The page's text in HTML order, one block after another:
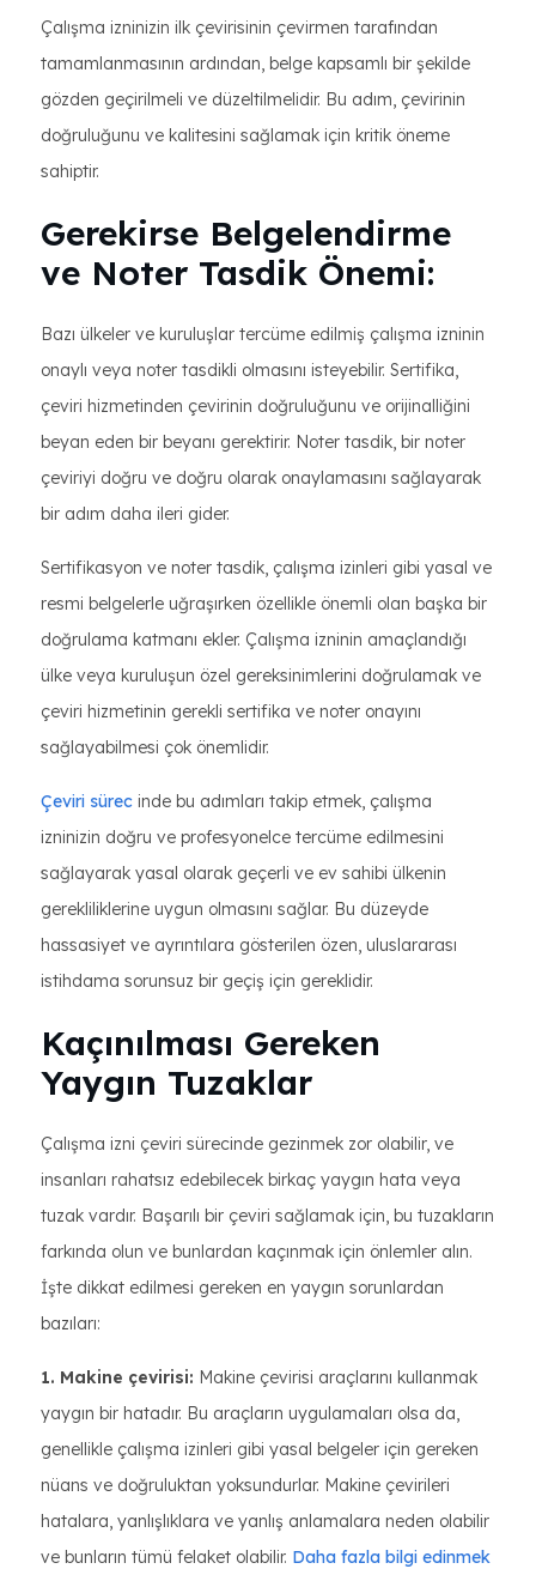
Çalışma izninizin ilk çevirisinin çevirmen tarafından
tamamlanmasının ardından, belge kapsamlı bir şekilde
gözden geçirilmeli ve düzeltilmelidir. Bu adım, çevirinin
doğruluğunu ve kalitesini sağlamak için kritik öneme
sahiptir.
Gerekirse Belgelendirme
ve Noter Tasdik Önemi:
Bazı ülkeler ve kuruluşlar tercüme edilmiş çalışma izninin
onaylı veya noter tasdikli olmasını isteyebilir. Sertifika,
çeviri hizmetinden çevirinin doğruluğunu ve orijinalliğini
beyan eden bir beyanı gerektirir. Noter tasdik, bir noter
çeviriyi doğru ve doğru olarak onaylamasını sağlayarak
bir adım daha ileri gider.
Sertifikasyon ve noter tasdik, çalışma izinleri gibi yasal ve
resmi belgelerle uğraşırken özellikle önemli olan başka bir
doğrulama katmanı ekler. Çalışma izninin amaçlandığı
ülke veya kuruluşun özel gereksinimlerini doğrulamak ve
çeviri hizmetinin gerekli sertifika ve noter onayını
sağlayabilmesi çok önemlidir.
Çeviri sürec inde bu adımları takip etmek, çalışma
izninizin doğru ve profesyonelce tercüme edilmesini
sağlayarak yasal olarak geçerli ve ev sahibi ülkenin
gerekliliklerine uygun olmasını sağlar. Bu düzeyde
hassasiyet ve ayrıntılara gösterilen özen, uluslararası
istihdama sorunsuz bir geçiş için gereklidir.
Kaçınılması Gereken
Yaygın Tuzaklar
Çalışma izni çeviri sürecinde gezinmek zor olabilir, ve
insanları rahatsız edebilecek birkaç yaygın hata veya
tuzak vardır. Başarılı bir çeviri sağlamak için, bu tuzakların
farkında olun ve bunlardan kaçınmak için önlemler alın.
İşte dikkat edilmesi gereken en yaygın sorunlardan
bazıları:
1. Makine çevirisi: Makine çevirisi araçlarını kullanmak
yaygın bir hatadır. Bu araçların uygulamaları olsa da,
genellikle çalışma izinleri gibi yasal belgeler için gereken
nüans ve doğruluktan yoksundurlar. Makine çevirileri
hatalara, yanlışlıklara ve yanlış anlamalara neden olabilir
ve bunların tümü felaket olabilir. Daha fazla bilgi edinmek